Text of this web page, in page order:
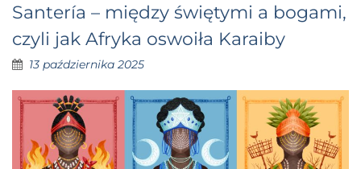
Santería – między świętymi a bogami,
czyli jak Afryka oswoiła Karaiby
13 października 2025